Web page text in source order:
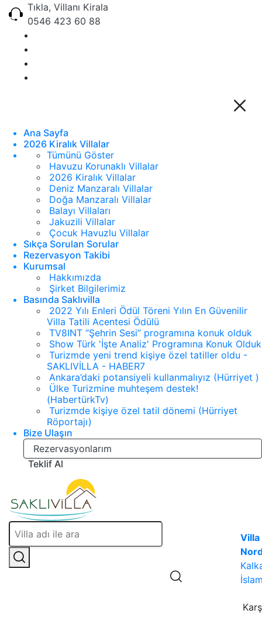
Tıkla, Villanı Kirala
0546 423 60 88
Ana Sayfa
2026 Kiralık Villalar
Tümünü Göster
Havuzu Korunaklı Villalar
2026 Kiralık Villalar
Deniz Manzaralı Villalar
Doğa Manzaralı Villalar
Balayı Villaları
Jakuzili Villalar
Çocuk Havuzlu Villalar
Sıkça Sorulan Sorular
Rezervasyon Takibi
Kurumsal
Hakkımızda
Şirket Bilgilerimiz
Basında Saklıvilla
2022 Yılı Enleri Ödül Töreni Yılın En Güvenilir
Villa Tatili Acentesi Ödülü
TV8INT “Şehrin Sesi” programına konuk olduk
Show Türk 'İşte Analiz' Programına Konuk Olduk
Turizmde yeni trend kişiye özel tatiller oldu -
SAKLIVİLLA - HABER7
Ankara’daki potansiyeli kullanmalıyız (Hürriyet )
Ülke Turizmine muhteşem destek!
(HabertürkTv)
Turizmde kişiye özel tatil dönemi (Hürriyet
Röportajı)
Bize Ulaşın
Rezervasyonlarım
Teklif Al
Villa